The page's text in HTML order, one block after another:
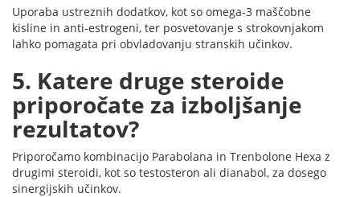
Uporaba ustreznih dodatkov, kot so omega-3 maščobne
kisline in anti-estrogeni, ter posvetovanje s strokovnjakom
lahko pomagata pri obvladovanju stranskih učinkov.
5. Katere druge steroide
priporočate za izboljšanje
rezultatov?
Priporočamo kombinacijo Parabolana in Trenbolone Hexa z
drugimi steroidi, kot so testosteron ali dianabol, za dosego
sinergijskih učinkov.